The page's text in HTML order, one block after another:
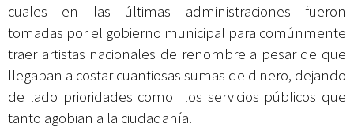
cuales en las últimas administraciones fueron
tomadas por el gobierno municipal para comúnmente
traer artistas nacionales de renombre a pesar de que
llegaban a costar cuantiosas sumas de dinero, dejando
de lado prioridades como los servicios públicos que
tanto agobian a la ciudadanía.